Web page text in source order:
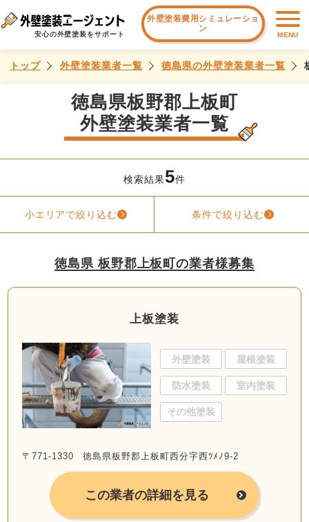
安心の外壁塗装をサポート
外壁塗装費用シミュレーショ
ン
MENU
トップ 外壁塗装業者一覧 徳島県の外壁塗装業者一覧
徳島県板野郡上板町
外壁塗装業者一覧
検索結果5件
小エリアで絞り込む 条件で絞り込む
徳島県 板野郡上板町の業者様募集
上板塗装
外壁塗装 屋根塗装
防水塗装 室内塗装
その他塗装
〒771-1330 徳島県板野郡上板町西分字西ﾂﾒﾉ9-2
この業者の詳細を見る